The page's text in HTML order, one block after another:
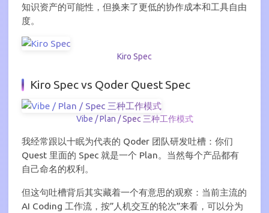
知识资产的可能性，但换来了更低的协作成本和工具自由
度。
Kiro Spec
Kiro Spec vs Qoder Quest Spec
Vibe / Plan / Spec 三种工作模式
我经常跟以十眠为代表的 Qoder 团队研发吐槽：你们
Quest 里面的 Spec 就是一个 Plan。当然每个产品都有
自己命名的权利。
但这句吐槽背后其实藏着一个有意思的观察：当前主流的
AI Coding 工作流，按”人机交互的轮次”来看，可以分为